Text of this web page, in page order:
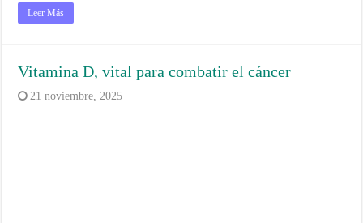
Leer Más
Vitamina D, vital para combatir el cáncer
21 noviembre, 2025